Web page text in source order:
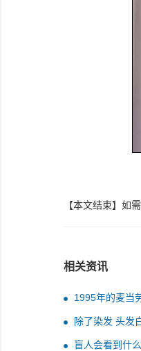
【本文结束】如
相关资讯
1995年的麦当
除了染发 头发
盲人会看到什